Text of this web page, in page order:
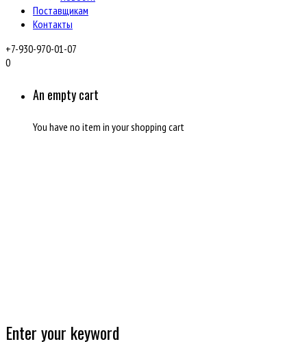
Поставщикам
Контакты
+7-930-970-01-07
0
An empty cart
You have no item in your shopping cart
Enter your keyword